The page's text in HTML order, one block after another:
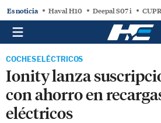
Es noticia Haval H10 Deepal S07 i
COCHES ELÉCTRICOS
Ionity lanza
con ahorro en
eléctricos